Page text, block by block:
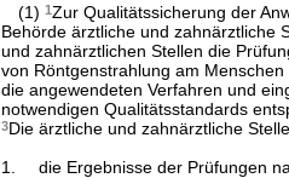
(1) 1Zur Qualitätssicherung der
Behörde ärztliche und zahnärztliche
und zahnärztlichen Stellen die
von Röntgenstrahlung am
die angewendeten Verfahren und
notwendigen Qualitätsstandards
3Die ärztliche und zahnärztliche
1.
die Ergebnisse der Prüfungen